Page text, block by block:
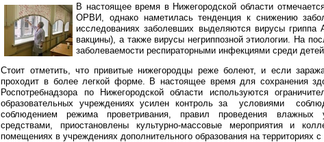
В настоящее время в Нижегородской области
ОРВИ, однако наметилась тенденция к снижению
исследованиях заболевших выделяются вирусы
вакцины), а также вирусы негриппозной этиологии. На
заболеваемости респираторными инфекциями среди детей
Стоит отметить, что привитые нижегородцы реже болеют, и если
проходит в более легкой форме. В настоящее время для сохранения
Роспотребнадзора по Нижегородской области используются
образовательных учреждениях усилен контроль за условиями
соблюдением режима проветривания, правил проведения
средствами, приостановлены культурно-массовые мероприятия и
помещениях в учреждениях дополнительного образования на территориях